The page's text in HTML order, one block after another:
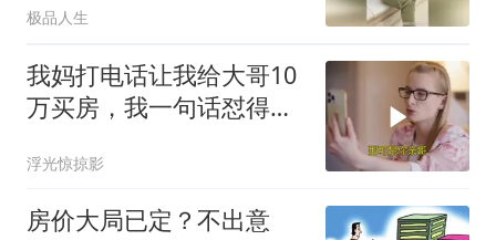
极品人生
我妈打电话让我给大哥10
万买房，我一句话怼得她
浮光惊掠影
房价大局已定？不出意